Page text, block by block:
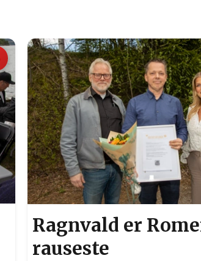
Ragnvald er
rauseste